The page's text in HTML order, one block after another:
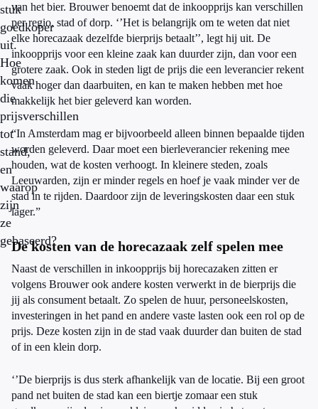
stuk
goedkoper
uit.
Hoe
komen
die
prijsverschillen
tot
stand,
en
waarop
zijn
ze
gebaseerd?
van het bier. Brouwer benoemt dat de inkoopprijs kan verschillen
per regio, stad of dorp. ‘’Het is belangrijk om te weten dat niet
elke horecazaak dezelfde bierprijs betaalt’’, legt hij uit. De
inkoopprijs voor een kleine zaak kan duurder zijn, dan voor een
grotere zaak. Ook in steden ligt de prijs die een leverancier rekent
vaak hoger dan daarbuiten, en kan te maken hebben met hoe
makkelijk het bier geleverd kan worden.
“In Amsterdam mag er bijvoorbeeld alleen binnen bepaalde tijden
worden geleverd. Daar moet een bierleverancier rekening mee
houden, wat de kosten verhoogt. In kleinere steden, zoals
Leeuwarden, zijn er minder regels en hoef je vaak minder ver de
stad in te rijden. Daardoor zijn de leveringskosten daar een stuk
lager.”
De kosten van de horecazaak zelf spelen mee
Naast de verschillen in inkoopprijs bij horecazaken zitten er
volgens Brouwer ook andere kosten verwerkt in de bierprijs die
jij als consument betaalt. Zo spelen de huur, personeelskosten,
investeringen in het pand en andere vaste lasten ook een rol op de
prijs. Deze kosten zijn in de stad vaak duurder dan buiten de stad
of in een klein dorp.
‘’De bierprijs is dus sterk afhankelijk van de locatie. Bij een groot
pand net buiten de stad kan een biertje zomaar een stuk